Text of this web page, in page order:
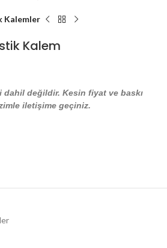
Kalemler
Kalem
dahil değildir. Kesin fiyat ve baskı
iletişime geçiniz.